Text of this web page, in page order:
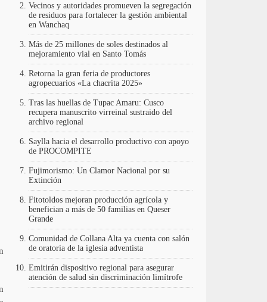
Vecinos y autoridades promueven la segregación
de residuos para fortalecer la gestión ambiental
en Wanchaq
Más de 25 millones de soles destinados al
mejoramiento vial en Santo Tomás
Retorna la gran feria de productores
agropecuarios «La chacrita 2025»
Tras las huellas de Tupac Amaru: Cusco
recupera manuscrito virreinal sustraido del
archivo regional
Saylla hacia el desarrollo productivo con apoyo
de PROCOMPITE
Fujimorismo: Un Clamor Nacional por su
Extinción
Fitotoldos mejoran producción agrícola y
benefician a más de 50 familias en Queser
Grande
Comunidad de Collana Alta ya cuenta con salón
de oratoria de la iglesia adventista
Emitirán dispositivo regional para asegurar
atención de salud sin discriminación limítrofe